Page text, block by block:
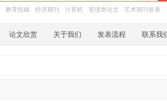
教育投稿 经济期刊 计算机 管理类论文 艺术期刊发表
论文欣赏 关于我们 发表流程 联系我